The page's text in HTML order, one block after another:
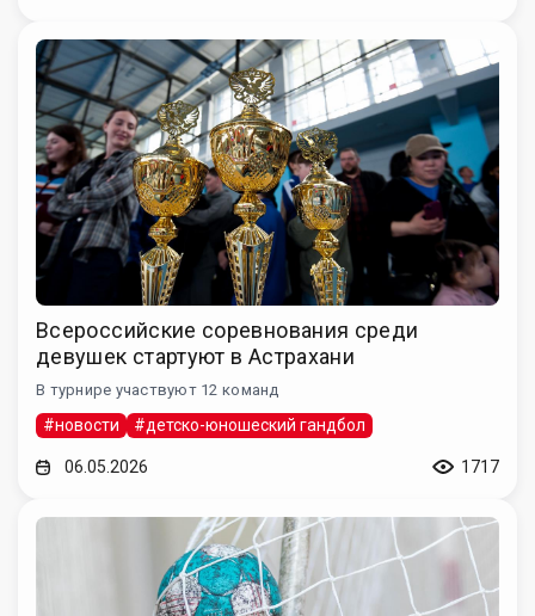
Всероссийские соревнования среди
девушек стартуют в Астрахани
В турнире участвуют 12 команд
#новости #детско-юношеский гандбол
06.05.2026 1717